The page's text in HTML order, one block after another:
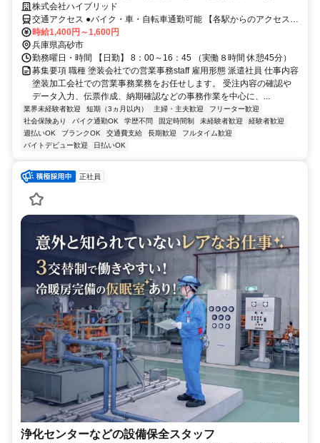
通勤OK！業界未経験歓迎！
株式会社ハイブリッド
交通アクセス ●バイク・車・自転車通勤可能 【各駅からのアクセス】
山陽電鉄線「山陽曽根」駅より徒歩15分 山陽電鉄線「伊保」駅より
自転車10分 JR東海道・山陽本線「曽根」駅より車10分 山陽電鉄線
「曽根」駅より車12分
時給1,400円～1,600円
兵庫県高砂市
勤務曜日・時間 【日勤】 8：00～16：45 （実働８時間 休憩45分）
募集要項 職種 塗装会社での営業事務staff 雇用形態 派遣社員 仕事内容
塗装加工会社での営業事務業務をお任せします。 受注内容の確認や
データ入力、伝票作成、納期確認などの事務作業を中心に、...
業界未経験者歓迎 短期（3ヵ月以内） 主婦・主夫歓迎
フリーター歓迎
社会保険あり
バイク通勤OK 学歴不問 固定時間制 未経験者歓迎
経験者歓迎
週払いOK
ブランクOK 交通費支給 長期歓迎
フルタイム歓迎
バイトデビュー歓迎
日払いOK
正社員
浄化センターなどの設備保全スタッフ